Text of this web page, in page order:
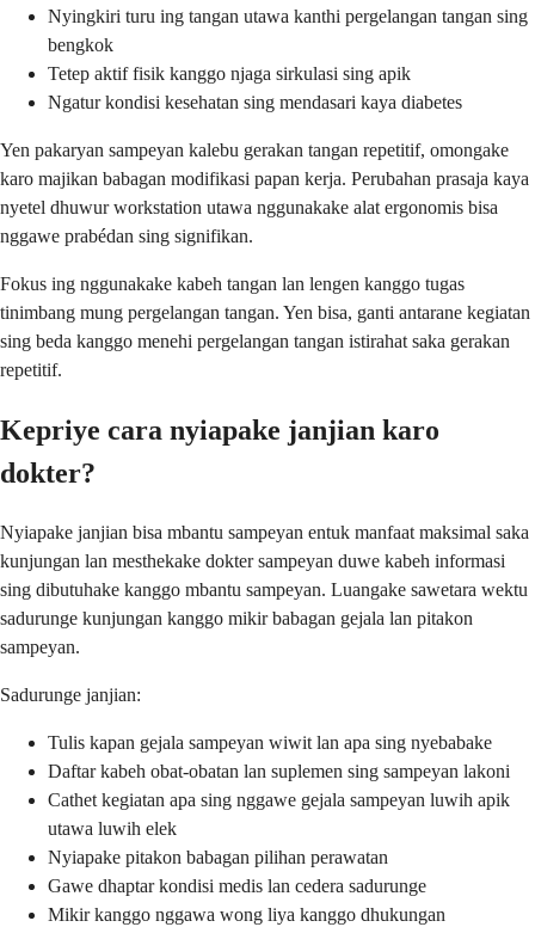
Nyingkiri turu ing tangan utawa kanthi pergelangan tangan sing
bengkok
Tetep aktif fisik kanggo njaga sirkulasi sing apik
Ngatur kondisi kesehatan sing mendasari kaya diabetes
Yen pakaryan sampeyan kalebu gerakan tangan repetitif, omongake
karo majikan babagan modifikasi papan kerja. Perubahan prasaja kaya
nyetel dhuwur workstation utawa nggunakake alat ergonomis bisa
nggawe prabédan sing signifikan.
Fokus ing nggunakake kabeh tangan lan lengen kanggo tugas
tinimbang mung pergelangan tangan. Yen bisa, ganti antarane kegiatan
sing beda kanggo menehi pergelangan tangan istirahat saka gerakan
repetitif.
Kepriye cara nyiapake janjian karo
dokter?
Nyiapake janjian bisa mbantu sampeyan entuk manfaat maksimal saka
kunjungan lan mesthekake dokter sampeyan duwe kabeh informasi
sing dibutuhake kanggo mbantu sampeyan. Luangake sawetara wektu
sadurunge kunjungan kanggo mikir babagan gejala lan pitakon
sampeyan.
Sadurunge janjian:
Tulis kapan gejala sampeyan wiwit lan apa sing nyebabake
Daftar kabeh obat-obatan lan suplemen sing sampeyan lakoni
Cathet kegiatan apa sing nggawe gejala sampeyan luwih apik
utawa luwih elek
Nyiapake pitakon babagan pilihan perawatan
Gawe dhaptar kondisi medis lan cedera sadurunge
Mikir kanggo nggawa wong liya kanggo dhukungan